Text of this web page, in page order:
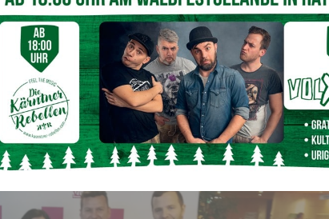
Fellnerkonnte einen guten Eindruck des Tales gewinnen. “Es
gemeinsamen Weg – und am Wichtigsten, wir können
zählen!” so Bgm. Christian Hecher.